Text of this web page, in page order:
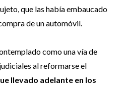
que las había embaucado
de un automóvil.
como una vía de
al reformarse el
llevado adelante en los